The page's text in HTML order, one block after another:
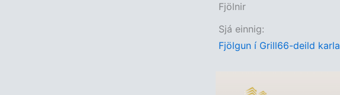
Fjölnir
Sjá einnig:
Fjölgun í Grill66-deild karla